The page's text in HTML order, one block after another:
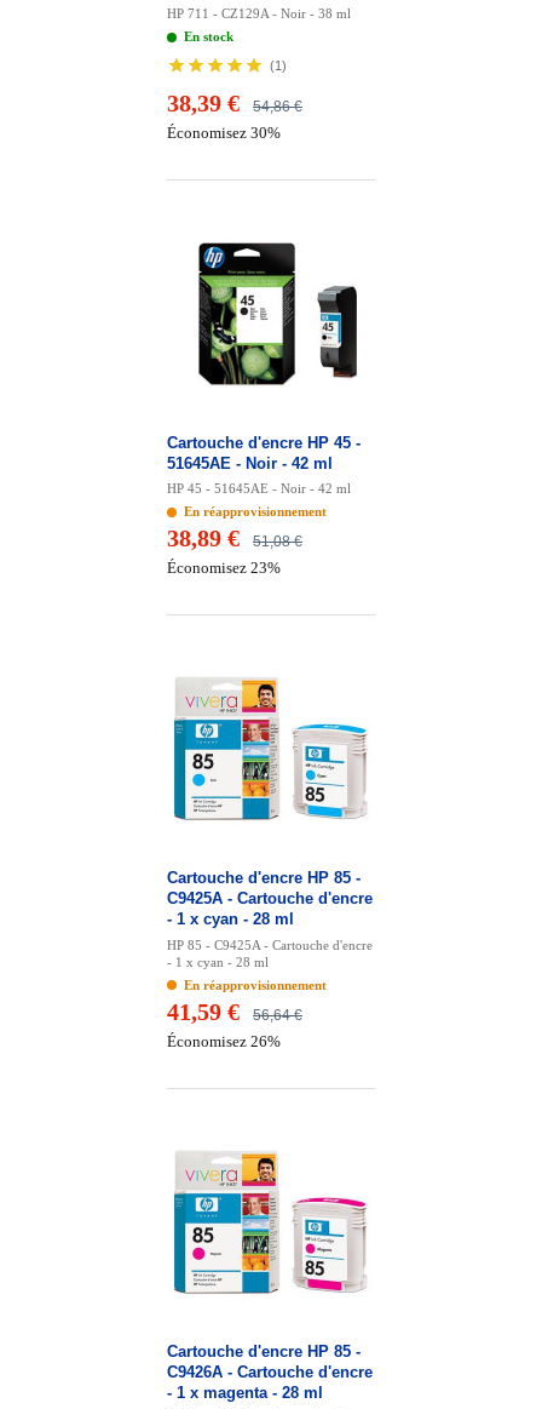
HP 711 - CZ129A - Noir - 38 ml
En stock
(1 )
54,86 €
38,39 €
Économisez 30%
Cartouche d'encre HP 45 -
51645AE - Noir - 42 ml
HP 45 - 51645AE - Noir - 42 ml
En réapprovisionnement
51,08 €
38,89 €
Économisez 23%
Cartouche d'encre HP 85 -
C9425A - Cartouche d'encre
- 1 x cyan - 28 ml
HP 85 - C9425A - Cartouche d'encre
- 1 x cyan - 28 ml
En réapprovisionnement
56,64 €
41,59 €
Économisez 26%
Cartouche d'encre HP 85 -
C9426A - Cartouche d'encre
- 1 x magenta - 28 ml